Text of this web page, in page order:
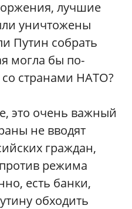
лучшие
уничтожены
Путин собрать
могла бы по-
странами НАТО?
это очень важный
не вводят
граждан,
режима
есть банки,
обходить